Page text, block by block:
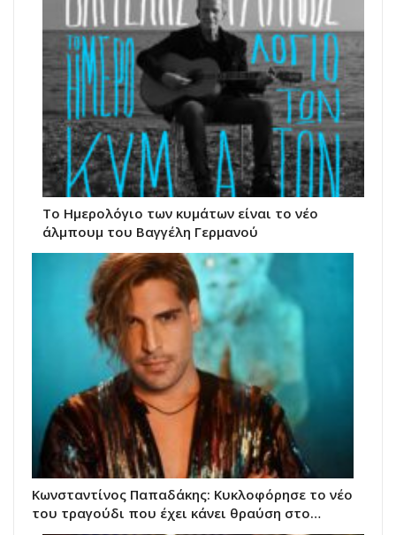
Το Ημερολόγιο των κυμάτων είναι το νέο
άλμπουμ του Βαγγέλη Γερμανού
Κωνσταντίνος Παπαδάκης: Κυκλοφόρησε το νέο
του τραγούδι που έχει κάνει θραύση στο…